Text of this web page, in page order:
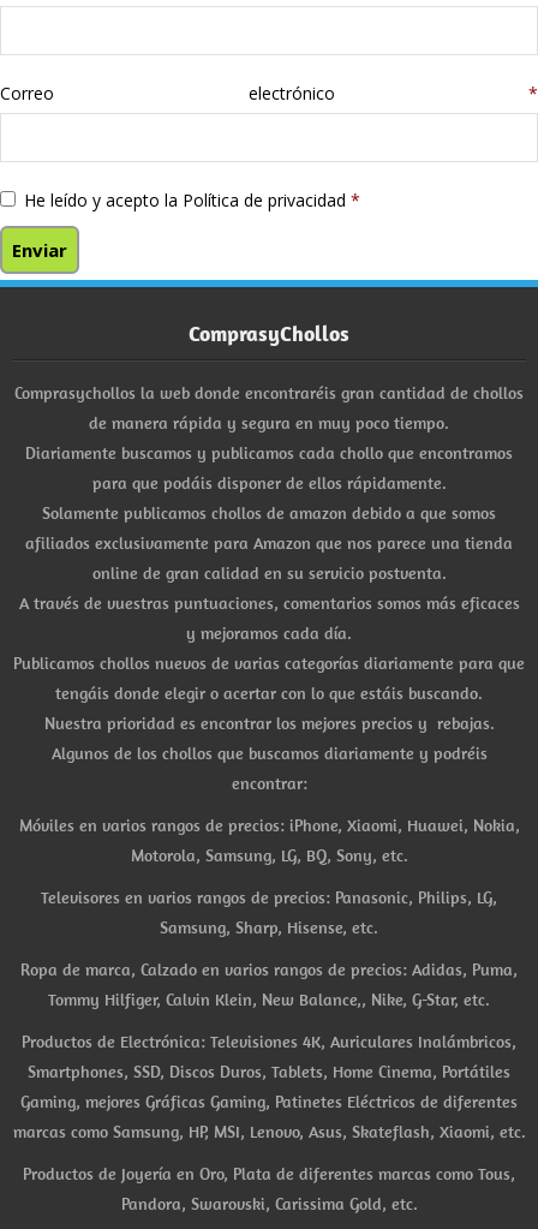
Correo electrónico *
He leído y acepto la Política de privacidad *
ComprasyChollos
Comprasychollos la web donde encontraréis gran cantidad de chollos
de manera rápida y segura en muy poco tiempo.
Diariamente buscamos y publicamos cada chollo que encontramos
para que podáis disponer de ellos rápidamente.
Solamente publicamos chollos de amazon debido a que somos
afiliados exclusivamente para Amazon que nos parece una tienda
online de gran calidad en su servicio postventa.
A través de vuestras puntuaciones, comentarios somos más eficaces
y mejoramos cada día.
Publicamos chollos nuevos de varias categorías diariamente para que
tengáis donde elegir o acertar con lo que estáis buscando.
Nuestra prioridad es encontrar los mejores precios y rebajas.
Algunos de los chollos que buscamos diariamente y podréis
encontrar:
Móviles en varios rangos de precios: iPhone, Xiaomi, Huawei, Nokia,
Motorola, Samsung, LG, BQ, Sony, etc.
Televisores en varios rangos de precios: Panasonic, Philips, LG,
Samsung, Sharp, Hisense, etc.
Ropa de marca, Calzado en varios rangos de precios: Adidas, Puma,
Tommy Hilfiger, Calvin Klein, New Balance,, Nike, G-Star, etc.
Productos de Electrónica: Televisiones 4K, Auriculares Inalámbricos,
Smartphones, SSD, Discos Duros, Tablets, Home Cinema, Portátiles
Gaming, mejores Gráficas Gaming, Patinetes Eléctricos de diferentes
marcas como Samsung, HP, MSI, Lenovo, Asus, Skateflash, Xiaomi, etc.
Productos de Joyería en Oro, Plata de diferentes marcas como Tous,
Pandora, Swarovski, Carissima Gold, etc.